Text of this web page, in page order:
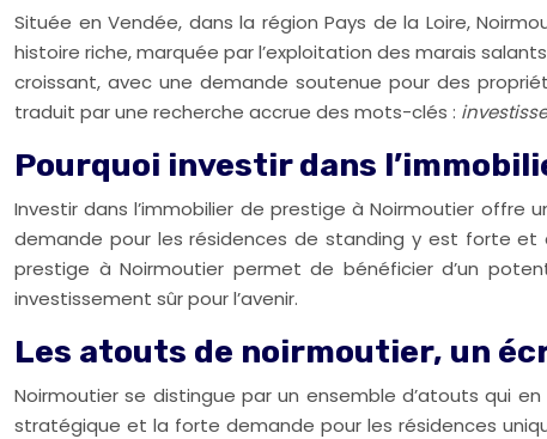
Située en Vendée, dans la région Pays de la Loire,
histoire riche, marquée par l’exploitation des marais
croissant, avec une demande soutenue pour des
traduit par une recherche accrue des mots-clés :
Pourquoi investir dans
Investir dans l’immobilier de prestige à Noirmoutier offre
demande pour les résidences de standing y est forte et
prestige à Noirmoutier permet de bénéficier d’un
investissement sûr pour l’avenir.
Les atouts de noirmoutier, un
Noirmoutier se distingue par un ensemble d’atouts qui
stratégique et la forte demande pour les résidences